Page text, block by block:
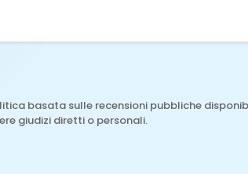
basata sulle recensioni pubbliche
giudizi diretti o personali.